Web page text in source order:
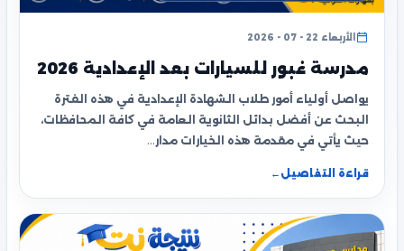
الأربعاء 22 - 07 - 2026
مدرسة غبور للسيارات بعد الإعدادية 2026
يواصل أولياء أمور طلاب الشهادة الإعدادية في هذه الفترة
البحث عن أفضل بدائل الثانوية العامة في كافة المحافظات،
حيث يأتي في مقدمة هذه الخيارات مدار…
قراءة التفاصيل ←